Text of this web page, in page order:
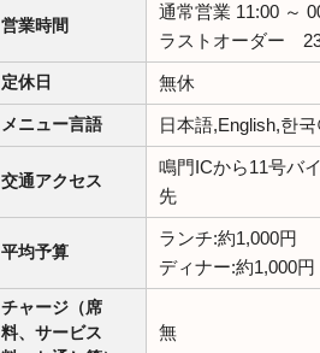
営業時間
通常営業 11:00 ～
ラストオーダー
定休日 無休
メニュー言語 日本語,English,한
交通アクセス
鳴門ICから11号バ
先
平均予算
ランチ:約1,000円
ディナー:約1,000円
チャージ（席
料、サービス
無